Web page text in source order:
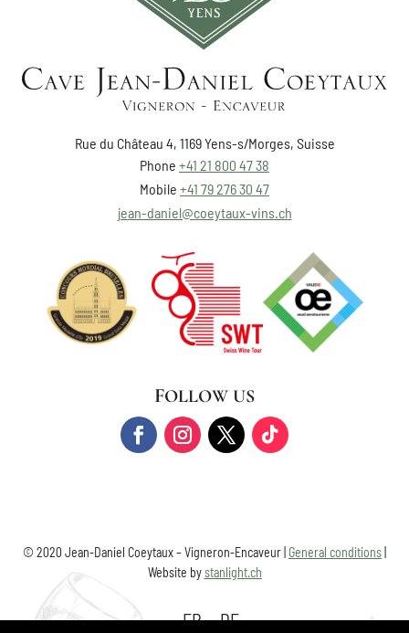
Rue du Château 4, 1169 Yens-s/Morges, Suisse
Phone +41 21 800 47 38
Mobile +41 79 276 30 47
jean-daniel@coeytaux-vins.ch
FOLLOW US
© 2020 Jean-Daniel Coeytaux – Vigneron-Encaveur | General conditions
Website bystanlight.ch
FR DE